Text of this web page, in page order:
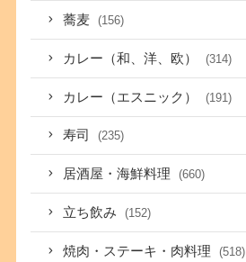
蕎麦 (156)
カレー（和、洋、欧） (314)
カレー（エスニック） (191)
寿司 (235)
居酒屋・海鮮料理 (660)
立ち飲み (152)
焼肉・ステーキ・肉料理 (518)